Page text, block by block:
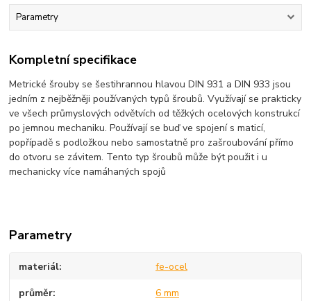
Parametry
Kompletní specifikace
Metrické šrouby se šestihrannou hlavou DIN 931 a DIN 933 jsou
jedním z nejběžněji používaných typů šroubů. Využívají se prakticky
ve všech průmyslových odvětvích od těžkých ocelových konstrukcí
po jemnou mechaniku. Používají se buď ve spojení s maticí,
popřípadě s podložkou nebo samostatně pro zašroubování přímo
do otvoru se závitem. Tento typ šroubů může být použit i u
mechanicky více namáhaných spojů
Parametry
materiál fe-ocel
průměr 6 mm